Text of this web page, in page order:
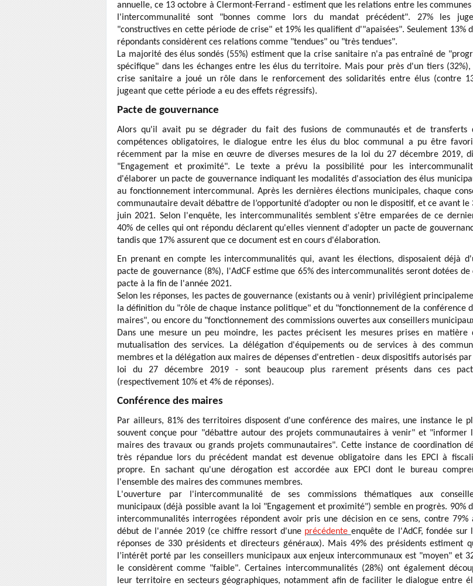
annuelle, ce 13 octobre à Clermont-Ferrand - estiment que les relations entre les
l'intercommunalité sont "bonnes comme lors du mandat précédent". 27% les
"constructives en cette période de crise" et 19% les qualifient d'"apaisées". Seulement 13%
répondants considèrent ces relations comme "tendues" ou "très tendues".
La majorité des élus sondés (55%) estiment que la crise sanitaire n'a pas entraîné de
spécifique" dans les échanges entre les élus du territoire. Mais pour près d'un tiers (32%),
crise sanitaire a joué un rôle dans le renforcement des solidarités entre élus (contre
jugeant que cette période a eu des effets régressifs).
Pacte de gouvernance
Alors qu'il avait pu se dégrader du fait des fusions de communautés et de transferts
compétences obligatoires, le dialogue entre les élus du bloc communal a pu être
récemment par la mise en œuvre de diverses mesures de la loi du 27 décembre 2019,
"Engagement et proximité". Le texte a prévu la possibilité pour les
d'élaborer un pacte de gouvernance indiquant les modalités d'association des élus
au fonctionnement intercommunal. Après les dernières élections municipales, chaque
communautaire devait débattre de l’opportunité d’adopter ou non le dispositif, et ce avant le
juin 2021. Selon l'enquête, les intercommunalités semblent s'être emparées de ce
40% de celles qui ont répondu déclarent qu'elles viennent d'adopter un pacte de
tandis que 17% assurent que ce document est en cours d'élaboration.
En prenant en compte les intercommunalités qui, avant les élections, disposaient déjà
pacte de gouvernance (8%), l'AdCF estime que 65% des intercommunalités seront dotées de
pacte à la fin de l'année 2021.
Selon les réponses, les pactes de gouvernance (existants ou à venir) privilégient
la définition du "rôle de chaque instance politique" et du "fonctionnement de la conférence
maires", ou encore du "fonctionnement des commissions ouvertes aux conseillers
Dans une mesure un peu moindre, les pactes précisent les mesures prises en matière
mutualisation des services. La délégation d'équipements ou de services à des
membres et la délégation aux maires de dépenses d'entretien - deux dispositifs autorisés
loi du 27 décembre 2019 - sont beaucoup plus rarement présents dans ces
(respectivement 10% et 4% de réponses).
Conférence des maires
Par ailleurs, 81% des territoires disposent d'une conférence des maires, une instance le
souvent conçue pour "débattre autour des projets communautaires à venir" et "informer
maires des travaux ou grands projets communautaires". Cette instance de coordination
très répandue lors du précédent mandat est devenue obligatoire dans les EPCI à
propre. En sachant qu'une dérogation est accordée aux EPCI dont le bureau
l'ensemble des maires des communes membres.
L'ouverture par l'intercommunalité de ses commissions thématiques aux
municipaux (déjà possible avant la loi "Engagement et proximité") semble en progrès. 90%
intercommunalités interrogées répondent avoir pris une décision en ce sens, contre 79%
début de l'année 2019 (ce chiffre ressort d'une précédente enquête de l'AdCF, fondée sur
réponses de 330 présidents et directeurs généraux). Mais 49% des présidents estiment
l’intérêt porté par les conseillers municipaux aux enjeux intercommunaux est "moyen" et
le considèrent comme "faible". Certaines intercommunalités (28%) ont également
leur territoire en secteurs géographiques, notamment afin de faciliter le dialogue entre